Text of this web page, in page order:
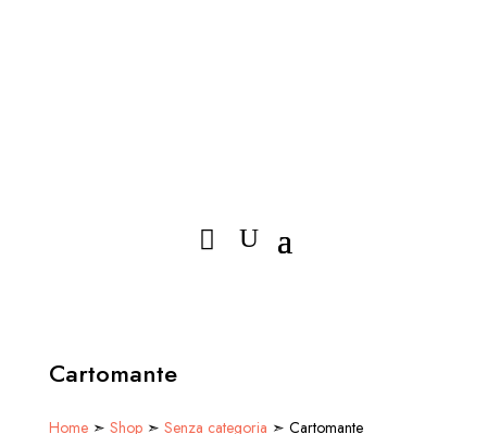
Cartomante
Home➣ Shop➣ Senza categoria ➣ Cartomante